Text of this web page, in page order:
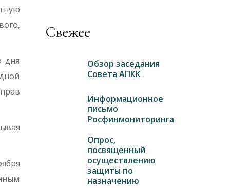
дня
Свежее
Обзор заседания
Совета АПКК
Информационное
письмо
Росфинмониторинга
Опрос,
посвященный
осуществлению
защиты по
назначению